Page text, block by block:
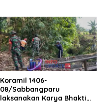
Koramil 1406-
08/Sabbangparu
laksanakan Karya Bhakti